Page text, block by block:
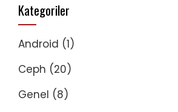
Kategoriler
Android (1)
Ceph (20)
Genel (8)